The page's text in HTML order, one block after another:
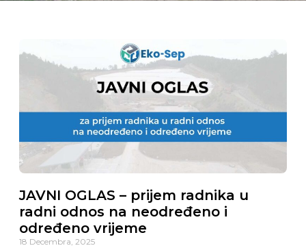
JAVNI OGLAS – prijem radnika u
radni odnos na neodređeno i
određeno vrijeme
18 Decembra, 2025